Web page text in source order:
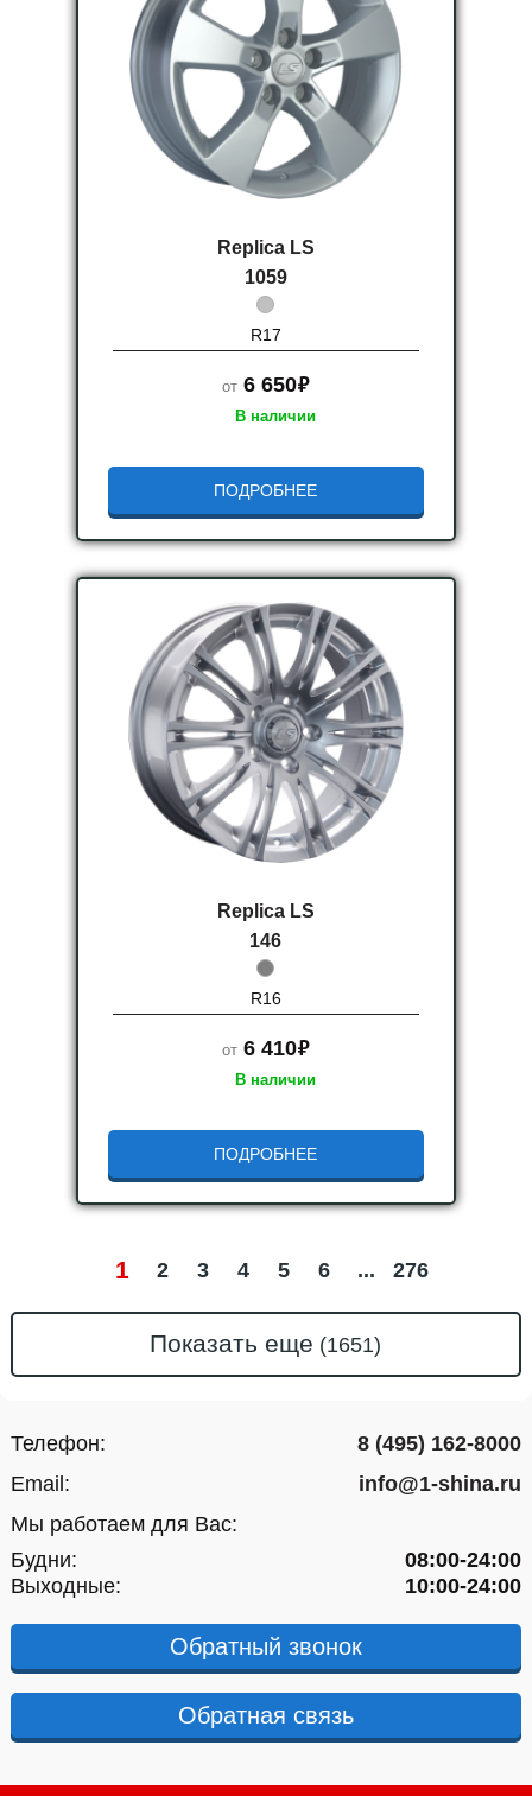
Replica LS
1059
R17
от 6 650руб.
В наличии
ПОДРОБНЕЕ
Replica LS
146
R16
от 6 410руб.
В наличии
ПОДРОБНЕЕ
1 2 3 4 5 6 276
Показать еще
Телефон:
8 (495) 162-8000
Email:
info@1-shina.ru
Мы работаем для Вас:
Будни:
08:00-24:00
Выходные:
10:00-24:00
Обратный звонок
Обратная связь